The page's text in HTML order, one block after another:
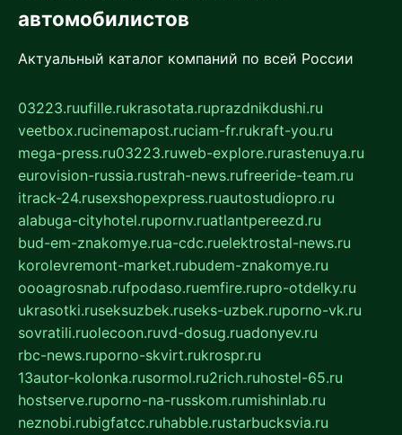
автомобилистов
Актуальный каталог компаний по всей России
03223.ruufille.rukrasotata.ruprazdnikdushi.ru
veetbox.rucinemapost.ruciam-fr.rukraft-you.ru
mega-press.ru03223.ruweb-explore.rurastenuya.ru
eurovision-russia.rustrah-news.rufreeride-team.ru
itrack-24.rusexshopexpress.ruautostudiopro.ru
alabuga-cityhotel.rupornv.ruatlantpereezd.ru
bud-em-znakomye.rua-cdc.ruelektrostal-news.ru
korolevremont-market.rubudem-znakomye.ru
oooagrosnab.rufpodaso.ruemfire.rupro-otdelky.ru
ukrasotki.ruseksuzbek.ruseks-uzbek.ruporno-vk.ru
sovratili.ruolecoon.ruvd-dosug.ruadonyev.ru
rbc-news.ruporno-skvirt.rukrospr.ru
13autor-kolonka.rusormol.ru2rich.ruhostel-65.ru
hostserve.ruporno-na-russkom.rumishinlab.ru
neznobi.rubigfatcc.ruhabble.rustarbucksvia.ru